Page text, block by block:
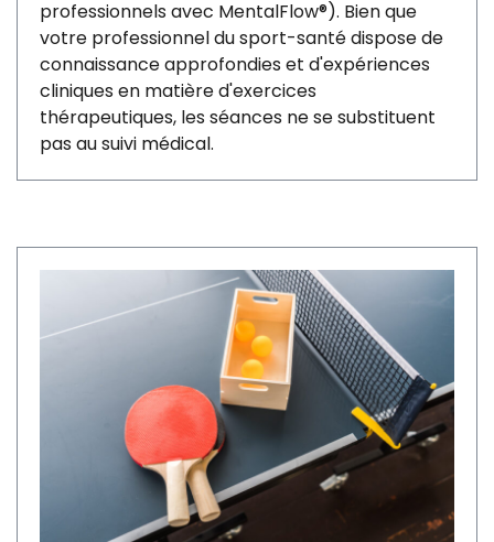
professionnels avec MentalFlow®). Bien que
votre professionnel du sport-santé dispose de
connaissance approfondies et d'expériences
cliniques en matière d'exercices
thérapeutiques, les séances ne se substituent
pas au suivi médical.